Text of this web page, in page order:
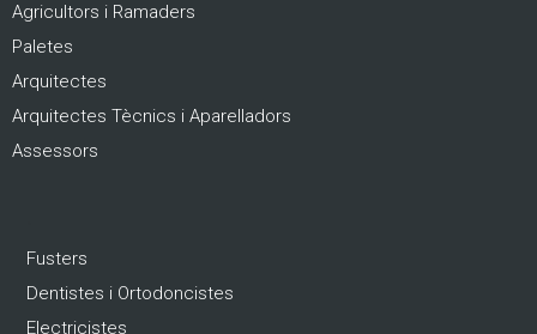
Agricultors i Ramaders
Paletes
Arquitectes
Arquitectes Tècnics i Aparelladors
Assessors
Fusters
Dentistes i Ortodoncistes
Electricistes